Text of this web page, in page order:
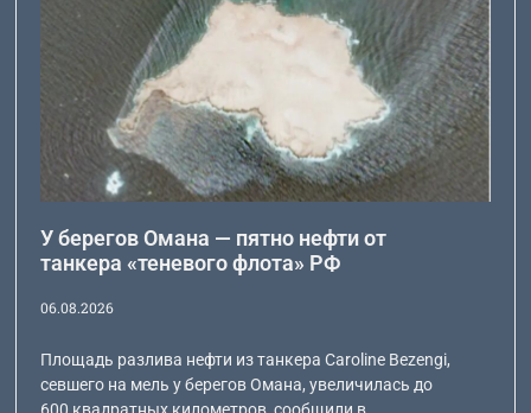
У берегов Омана — пятно нефти от
танкера «теневого флота» РФ
06.08.2026
Площадь разлива нефти из танкера Caroline Bezengi,
севшего на мель у берегов Омана, увеличилась до